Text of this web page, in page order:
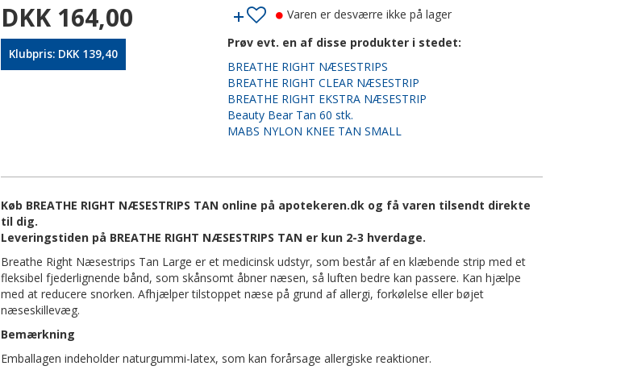
DKK 164,00
Klubpris: DKK 139,40
Varen er desværre ikke på lager
Prøv evt. en af disse produkter i stedet:
BREATHE RIGHT NÆSESTRIPS
BREATHE RIGHT CLEAR NÆSESTRIP
BREATHE RIGHT EKSTRA NÆSESTRIP
Beauty Bear Tan 60 stk.
MABS NYLON KNEE TAN SMALL
Køb BREATHE RIGHT NÆSESTRIPS TAN online på apotekeren.dk og få varen tilsendt direkte
til dig.
Leveringstiden på BREATHE RIGHT NÆSESTRIPS TAN er kun 2-3 hverdage.
Breathe Right Næsestrips Tan Large er et medicinsk udstyr, som består af en klæbende strip med et
fleksibel fjederlignende bånd, som skånsomt åbner næsen, så luften bedre kan passere. Kan hjælpe
med at reducere snorken. Afhjælper tilstoppet næse på grund af allergi, forkølelse eller bøjet
næseskillevæg.
Bemærkning
Emballagen indeholder naturgummi-latex, som kan forårsage allergiske reaktioner.